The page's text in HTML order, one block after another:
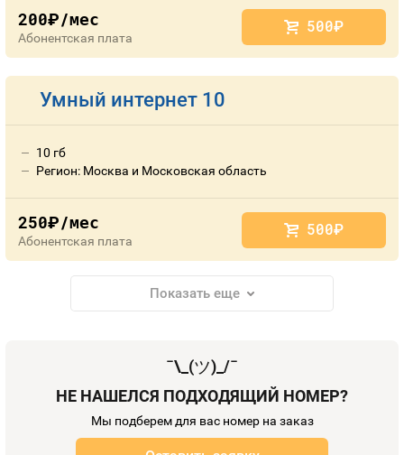
200руб./мес
Абонентская плата
500руб.
Умный интернет 10
10 гб
Регион: Москва и Московская область
250руб./мес
Абонентская плата
500руб.
Показать еще
¯\_(ツ)_/¯
НЕ НАШЕЛСЯ ПОДХОДЯЩИЙ НОМЕР?
Мы подберем для вас номер на заказ